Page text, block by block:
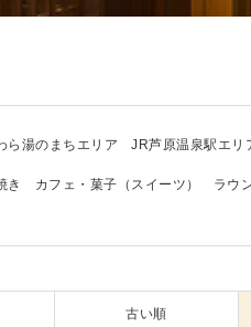
ら湯のまちエリア JR芦原温泉駅エリ
き カフェ・菓子（スイーツ） ラウ
古い順